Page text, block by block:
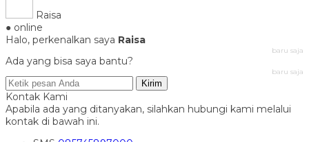
Raisa
● online
Halo, perkenalkan saya Raisa
baru saja
Ada yang bisa saya bantu?
baru saja
Kirim
Kontak Kami
Apabila ada yang ditanyakan, silahkan hubungi kami melalui
kontak di bawah ini.